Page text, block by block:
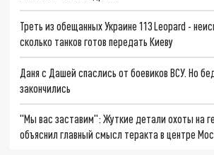
Треть из обещанных Украине 113 Leopard -
сколько танков готов передать Киеву
Даня с Дашей спаслись от боевиков ВСУ. Но
закончились
"Мы вас заставим": Жуткие детали охоты на
объяснил главный смысл теракта в центре